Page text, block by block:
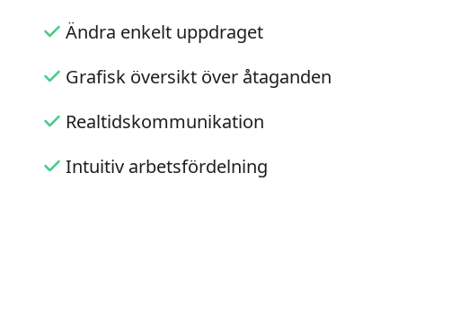
Ändra enkelt uppdraget
Grafisk översikt över åtaganden
Realtidskommunikation
Intuitiv arbetsfördelning